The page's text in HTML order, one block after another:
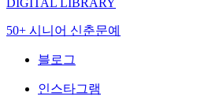
DIGITAL LIBRARY
50+ 시니어 신춘문예
블로그
인스타그램